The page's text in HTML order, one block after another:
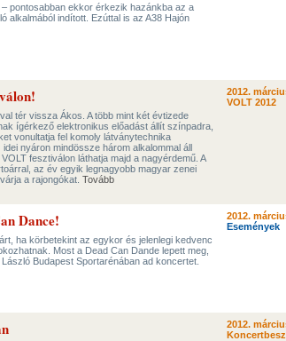
pontosabban ekkor érkezik hazánkba az a
alkalmából indított. Ezúttal is az A38 Hajón
tér vissza Ákos. A több mint két évtizede
ígérkező elektronikus előadást állít színpadra,
vonultatja fel komoly látványtechnika
nyáron mindössze három alkalommal áll
fesztiválon láthatja majd a nagyérdemű. A
az év egyik legnagyobb magyar zenei
a rajongókat. Tovább
2012.
VOLT 2012
Dance!
ha körbetekint az egykor és jelenlegi kedvenc
Most a Dead Can Dande lepett meg,
Budapest Sportarénában ad koncertet.
2012.
Események
2012.